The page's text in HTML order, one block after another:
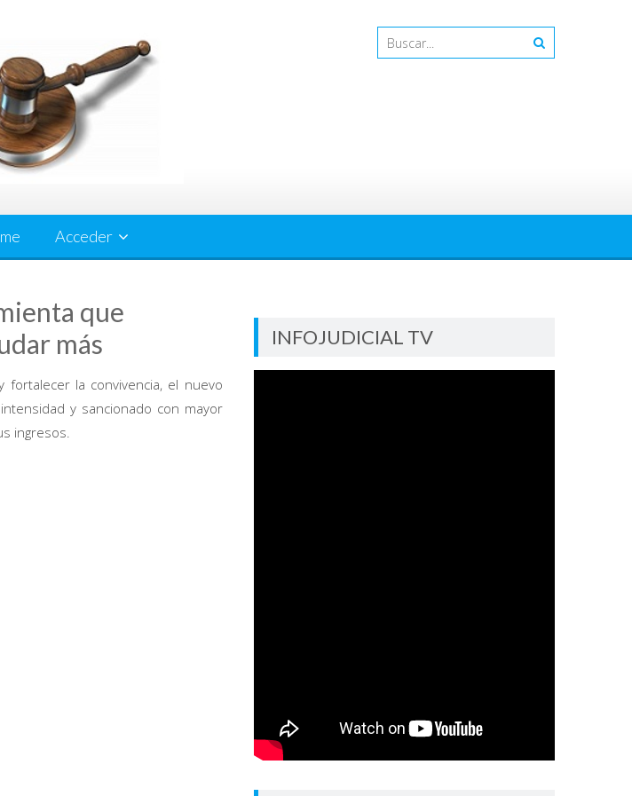
Acceder
que
más
la convivencia, el nuevo
y sancionado con mayor
ingresos.
INFOJUDICIAL TV